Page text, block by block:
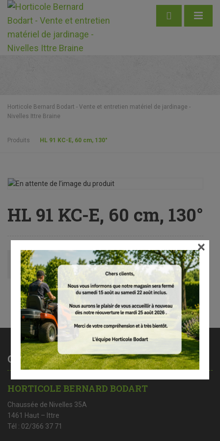
Horticole Bernard Bodart - Vente et entretien matériel de jardinage -
Nivelles Ittre Braine
Produits HL 91 KC-E, 60 cm, 130°
HL 91 KC-E, 60 cm, 130°
Avis (0)
Contactez-nous
HORTICOLE BERNARD BODART
Chaussée de Nivelles 35A
1461 Haut – Ittre
Tél : 02/366 37 71
×